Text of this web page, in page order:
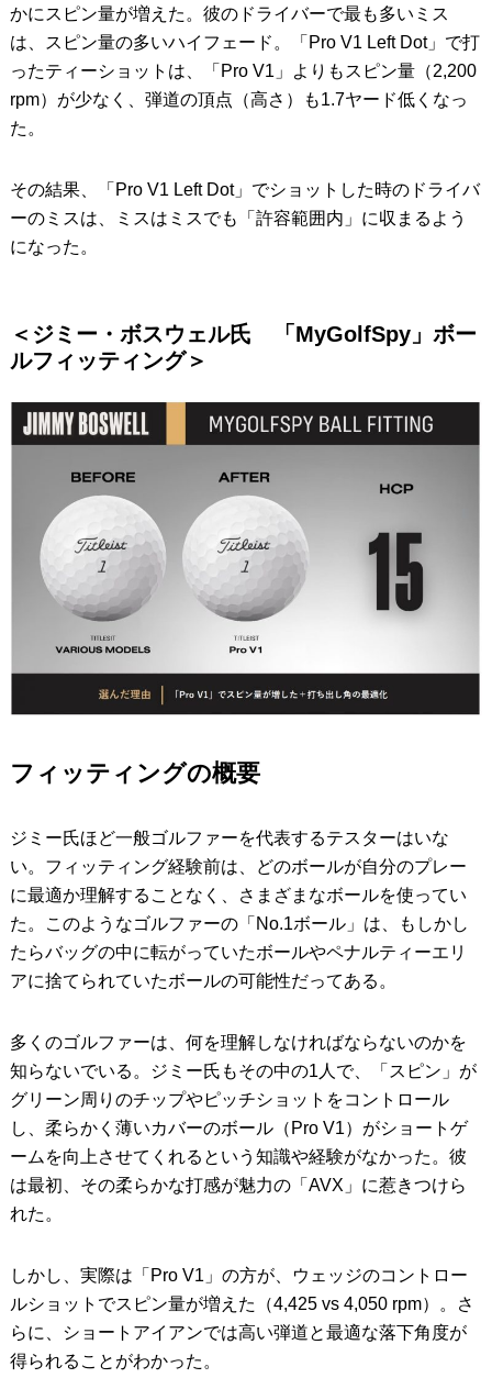
かにスピン量が増えた。彼のドライバーで最も多いミス
は、スピン量の多いハイフェード。「Pro V1 Left Dot」で打
ったティーショットは、「Pro V1」よりもスピン量（2,200
rpm）が少なく、弾道の頂点（高さ）も1.7ヤード低くなっ
た。
その結果、「Pro V1 Left Dot」でショットした時のドライバ
ーのミスは、ミスはミスでも「許容範囲内」に収まるよう
になった。
＜ジミー・ボスウェル氏 「MyGolfSpy」ボー
ルフィッティング＞
フィッティングの概要
ジミー氏ほど一般ゴルファーを代表するテスターはいな
い。フィッティング経験前は、どのボールが自分のプレー
に最適か理解することなく、さまざまなボールを使ってい
た。このようなゴルファーの「No.1ボール」は、もしかし
たらバッグの中に転がっていたボールやペナルティーエリ
アに捨てられていたボールの可能性だってある。
多くのゴルファーは、何を理解しなければならないのかを
知らないでいる。ジミー氏もその中の1人で、「スピン」が
グリーン周りのチップやピッチショットをコントロール
し、柔らかく薄いカバーのボール（Pro V1）がショートゲ
ームを向上させてくれるという知識や経験がなかった。彼
は最初、その柔らかな打感が魅力の「AVX」に惹きつけら
れた。
しかし、実際は「Pro V1」の方が、ウェッジのコントロー
ルショットでスピン量が増えた（4,425 vs 4,050 rpm）。さ
らに、ショートアイアンでは高い弾道と最適な落下角度が
得られることがわかった。